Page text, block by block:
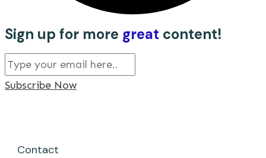
Sign up for more great content!
Subscribe Now
Contact